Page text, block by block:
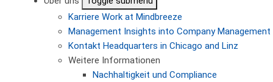
Karriere Work at Mindbreeze
Management Insights into Company Management
Kontakt Headquarters in Chicago and Linz
Weitere Informationen
Nachhaltigkeit und Compliance